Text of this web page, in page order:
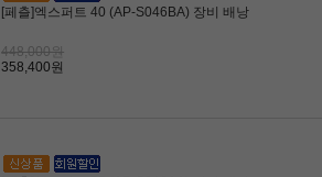
[페츨]엑스퍼트 40 (AP-S046BA) 장비 배낭
448,000원
358,400원